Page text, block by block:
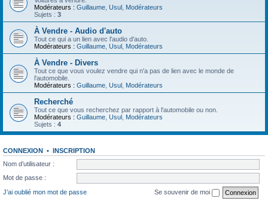
Modérateurs : Guillaume Usul Modérateurs
Sujets : 3
À Vendre - Audio d'auto
Tout ce qui a un lien avec l'audio d'auto.
Modérateurs : Guillaume Usul Modérateurs
À Vendre - Divers
Tout ce que vous voulez vendre qui n'a pas de lien avec le monde de
l'automobile.
Modérateurs : Guillaume Usul Modérateurs
Recherché
Tout ce que vous recherchez par rapport à l'automobile ou non.
Modérateurs : Guillaume Usul Modérateurs
Sujets : 4
CONNEXION • INSCRIPTION
Nom d’utilisateur :
Mot de passe :
J’ai oublié mon mot de passe
Se souvenir de moi